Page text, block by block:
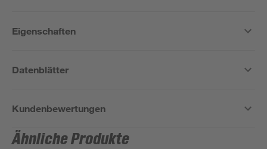
Eigenschaften
Datenblätter
Kundenbewertungen
Ähnliche Produkte